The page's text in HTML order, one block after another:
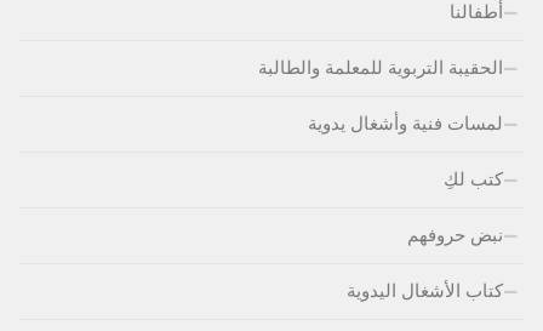
أطفالنا
الحقيبة التربوية للمعلمة والطالبة
لمسات فنية وأشغال يدوية
كتب لكِ
نبض حروفهم
كتاب الأشغال اليدوية